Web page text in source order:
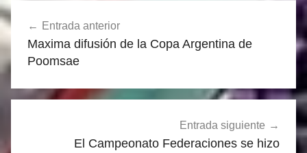
Navegación
de
entradas
Entrada anterior
Maxima difusión de la Copa Argentina de
Poomsae
Entrada siguiente
El Campeonato Federaciones se hizo